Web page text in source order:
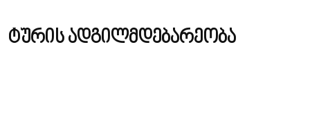
ტურის ადგილმდებარეობა